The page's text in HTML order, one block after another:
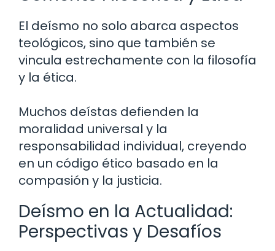
El deísmo no solo abarca aspectos
teológicos, sino que también se
vincula estrechamente con la filosofía
y la ética.
Muchos deístas defienden la
moralidad universal y la
responsabilidad individual, creyendo
en un código ético basado en la
compasión y la justicia.
Deísmo en la Actualidad:
Perspectivas y Desafíos